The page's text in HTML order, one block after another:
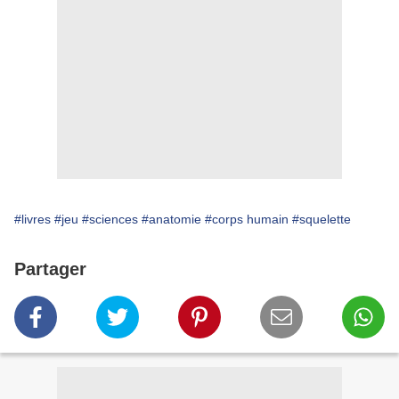
#livres #jeu #sciences #anatomie #corps humain #squelette
Partager